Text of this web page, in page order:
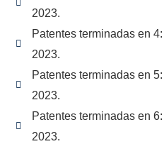
2023.
Patentes terminadas en
2023.
Patentes terminadas en
2023.
Patentes terminadas en
2023.